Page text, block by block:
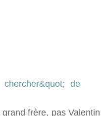
frère, pas Valentin